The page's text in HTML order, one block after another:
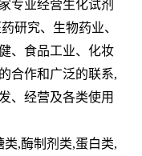
专业经营生化试剂
研究、生物药业、
、食品工业、化妆
合作和广泛的联系,
、经营及各类使用
类,酶制剂类,蛋白类,